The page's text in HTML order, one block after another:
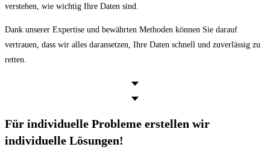
verstehen, wie wichtig Ihre Daten sind.
Dank unserer Expertise und bewährten Methoden können Sie darauf
vertrauen, dass wir alles daransetzen, Ihre Daten schnell und zuverlässig zu
retten.
Für individuelle Probleme erstellen wir
individuelle Lösungen!